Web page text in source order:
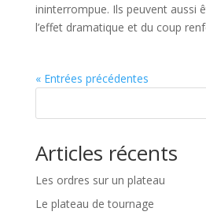
ininterrompue. Ils peuvent aussi
l’effet dramatique et du coup
« Entrées précédentes
Articles récents
Les ordres sur un plateau
Le plateau de tournage